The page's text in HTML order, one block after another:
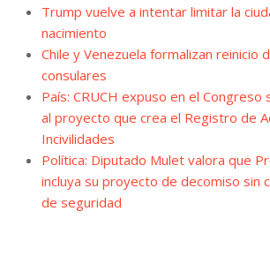
Trump vuelve a intentar limitar la
nacimiento
Chile y Venezuela formalizan reinicio
consulares
País: CRUCH expuso en el Congreso
al proyecto que crea el Registro de
Incivilidades
Política: Diputado Mulet valora que
incluya su proyecto de decomiso sin
de seguridad